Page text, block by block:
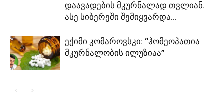
დაავადების მკურნალად თვლიან.
ასე სიბერეში შემიყვარდა...
ექიმი კომაროვსკი: “ჰომეოპათია
მკურნალობის ილუზიაა”